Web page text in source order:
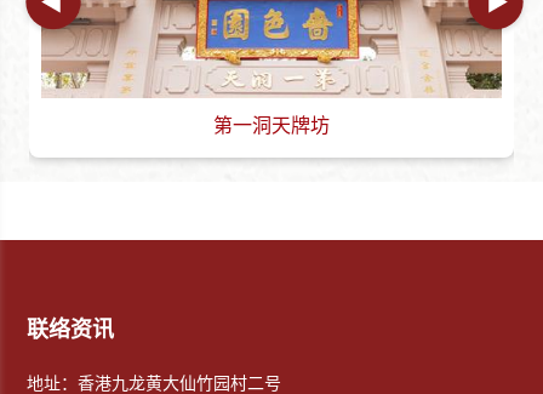
第一洞天牌坊
联络资讯
地址：香港九龙黄大仙竹园村二号